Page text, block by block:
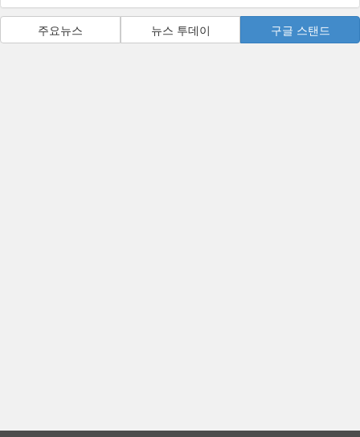
주요뉴스 뉴스 투데이 구글 스탠드